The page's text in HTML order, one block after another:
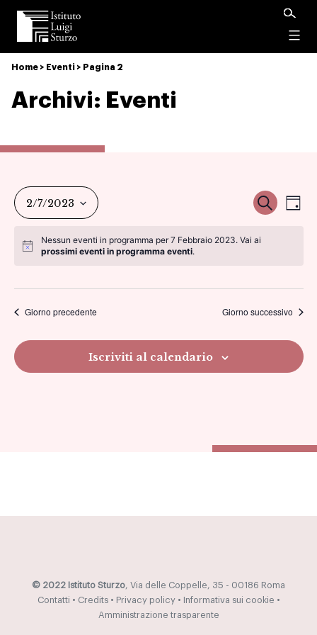
Istituto
Luigi
Sturzo
Home > Eventi > Pagina 2
Archivi: Eventi
viste
Cerca
2/7/2023
la
Nessun eventi in programma per 7 Febbraio 2023. Vai ai
prossimi eventi in programma eventi.
Giorno precedente Giorno successivo
Iscriviti al calendario
© 2022 Istituto Sturzo, Via delle Coppelle, 35 - 00186 Roma
Contatti • Credits• Privacy policy• Informativa sui cookie •
Amministrazione trasparente